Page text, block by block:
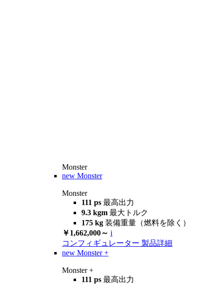
Monster
new Monster
Monster
111 ps 最高出力
9.3 kgm 最大トルク
175 kg 装備重量（燃料を除く）
￥1,662,000～ i
コンフィギュレーター 製品詳細
new Monster +
Monster +
111 ps 最高出力